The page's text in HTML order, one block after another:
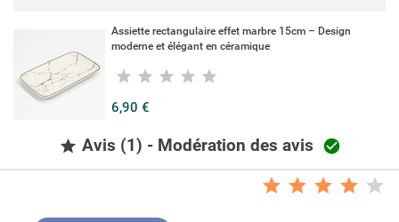
Assiette rectangulaire effet marbre 15cm – Design
moderne et élégant en céramique
6,90 €
 Avis (1) - Modération des avis 